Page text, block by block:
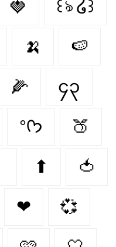
🍓 ꒰ঌ ໒꒱
🍌 🍉
🌽 ၄၃
°ᡣ𐭩 🍑
⬆ 🍅
❤︎ 💞